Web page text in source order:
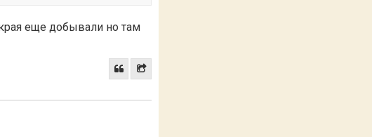
еще добывали но там